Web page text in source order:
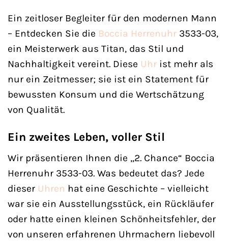
Ein zeitloser Begleiter für den modernen Mann
– Entdecken Sie die Boccia Herrenuhr 3533-03,
ein Meisterwerk aus Titan, das Stil und
Nachhaltigkeit vereint. Diese Uhr ist mehr als
nur ein Zeitmesser; sie ist ein Statement für
bewussten Konsum und die Wertschätzung
von Qualität.
Ein zweites Leben, voller Stil
Wir präsentieren Ihnen die „2. Chance“ Boccia
Herrenuhr 3533-03. Was bedeutet das? Jede
dieser Uhren hat eine Geschichte – vielleicht
war sie ein Ausstellungsstück, ein Rückläufer
oder hatte einen kleinen Schönheitsfehler, der
von unseren erfahrenen Uhrmachern liebevoll